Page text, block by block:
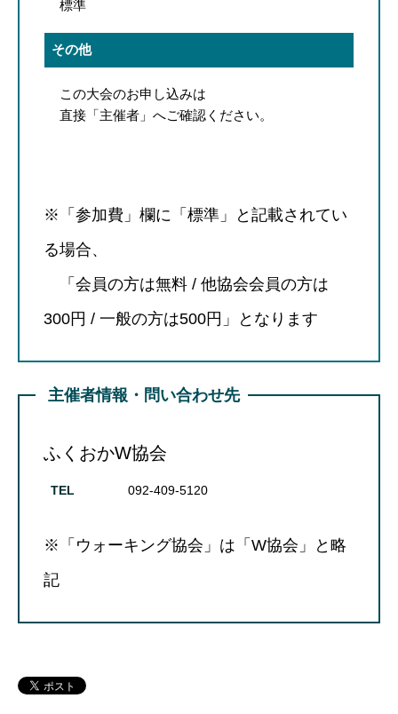
標準
その他
この大会のお申し込みは
直接「主催者」へご確認ください。
※「参加費」欄に「標準」と記載されてい
る場合、
「会員の方は無料 / 他協会会員の方は
300円 / 一般の方は500円」となります
主催者情報・問い合わせ先
ふくおかW協会
TEL 092-409-5120
※「ウォーキング協会」は「W協会」と略
記